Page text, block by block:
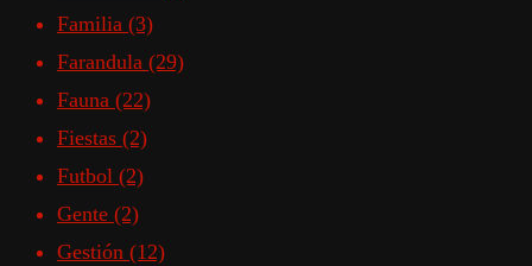
Familia (3)
Farandula (29)
Fauna (22)
Fiestas (2)
Futbol (2)
Gente (2)
Gestión (12)